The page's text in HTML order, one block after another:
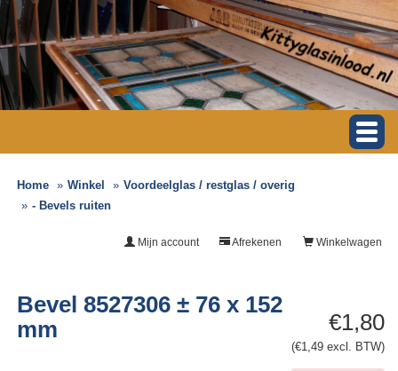
Home Winkel
Voordeelglas / restglas / overig
- Bevels ruiten
Winkelwagen
Afrekenen
Mijn account
€1,80
(€1,49 excl. BTW)
Bevel 8527306 ± 76 x 152
mm